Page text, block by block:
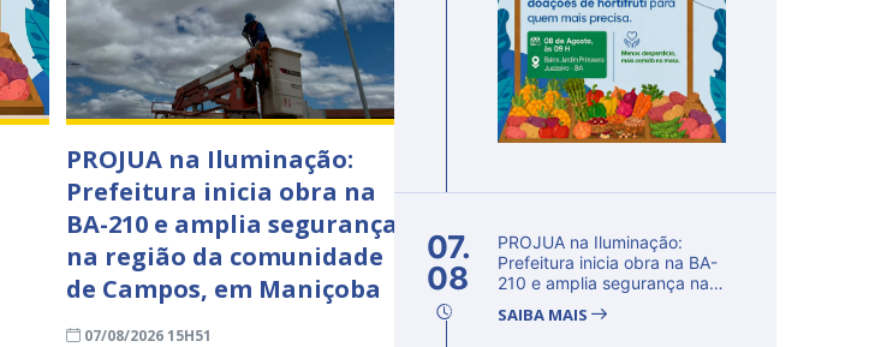
PROJUA na Iluminação:
Prefeitura inicia obra na
BA-210 e amplia segurança
na região da comunidade
de Campos, em Maniçoba
07/08/2026 15H51
07.
08
PROJUA na Iluminação:
Prefeitura inicia obra na BA-
210 e amplia segurança na
SAIBA MAIS